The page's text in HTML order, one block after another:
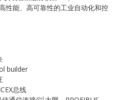
性能、高可靠性的工业自动化和控
builder
总线